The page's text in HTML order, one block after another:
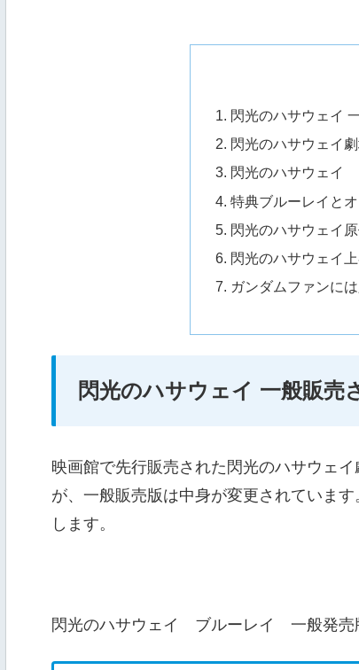
閃光のハサウェイ
閃光のハサウェイ
閃光のハサウェイ
特典ブルーレイと
閃光のハサウェイ
閃光のハサウェイ
ガンダムファンに
閃光のハサウェイ 一般販売
映画館で先行販売された閃光のハサウェ
が、一般販売版は中身が変更されていま
します。
閃光のハサウェイ ブルーレイ 一般発売